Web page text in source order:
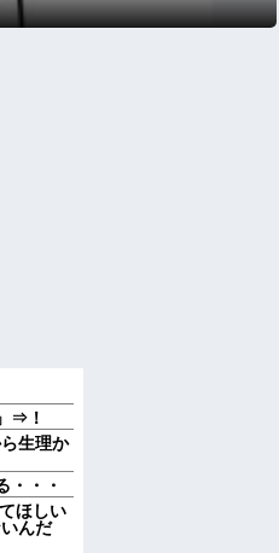
⇒！
生理か
・・・
ほしい
んだ